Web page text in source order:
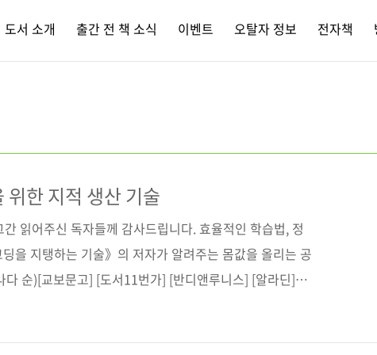
도서 소개 출간 전 책 소식 이벤트 오탈자 정보 전자책
한 지적 생산 기술
읽어주신 독자들께 감사드립니다. 효율적인 학습법, 정
을 지탱하는 기술》의 저자가 알려주는 몸값을 올리는 공
다 순)[교보문고] [도서11번가] [반디앤루니스] [알라딘]
파크] [쿠팡] 전자책 구매 사이트(가나다 순)교보문고 / 구